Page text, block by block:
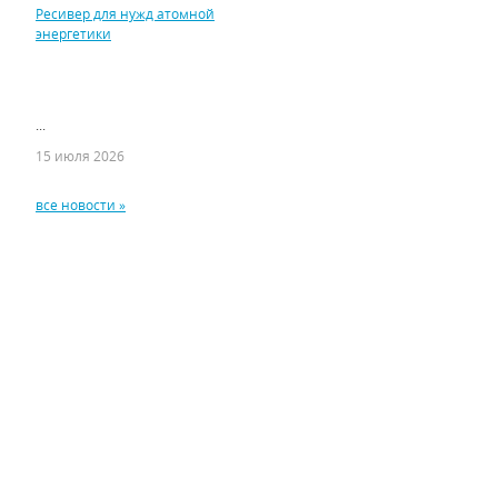
Ресивер для нужд атомной
энергетики
15 июля 2026
все новости »